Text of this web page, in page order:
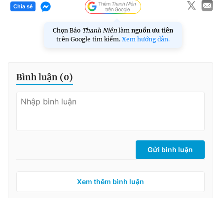
Chia sẻ
Chọn Báo Thanh Niên làm nguồn ưu tiên
trên Google tìm kiếm. Xem hướng dẫn.
Bình luận (0)
Gửi bình luận
Xem thêm bình luận